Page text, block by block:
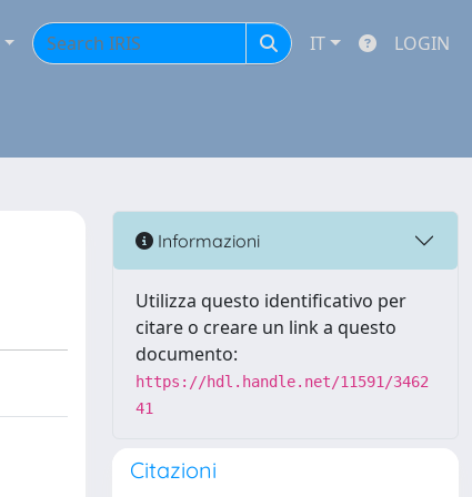
IT LOGIN
Informazioni
Utilizza questo identificativo per
citare o creare un link a questo
documento:
https://hdl.handle.net/11591/3462
41
Citazioni